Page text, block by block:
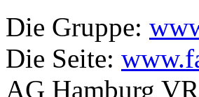
Die Gruppe:
Die Seite:
AG Hamburg